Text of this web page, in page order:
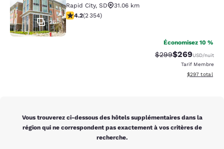
26
Rapid City, SD
31.06 km
4.19 étoiles. Très Bien. 2354 commentaires
4.2(2 354)
Économisez 10 %
Tarif barré :
$299Tarif réduit :
$269USD/nuit
Tarif Membre
Afficher les
$297 total
Vous trouverez ci-dessous des hôtels supplémentaires dans la
région qui ne correspondent pas exactement à vos critères de
recherche.